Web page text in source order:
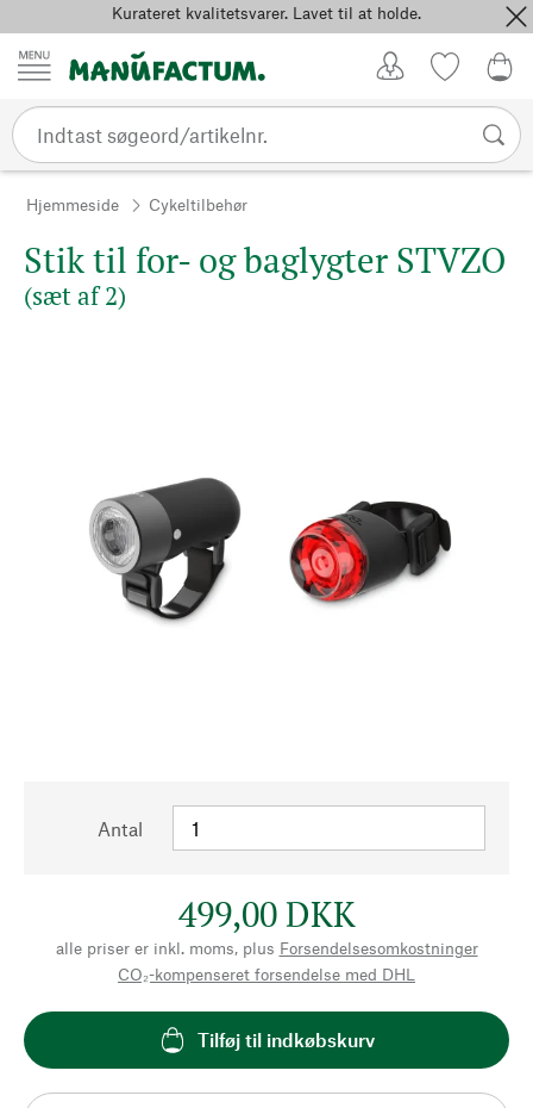
Spring til indholdKurateret kvalitetsvarer. Lavet til at holde.
Hjemmeside Cykeltilbehør
Stik til for- og baglygter STVZO
(sæt af 2)
Antal
499,00 DKK
alle priser er inkl. moms, plus Forsendelsesomkostninger
CO₂-kompenseret forsendelse med DHL
Tilføj til indkøbskurv